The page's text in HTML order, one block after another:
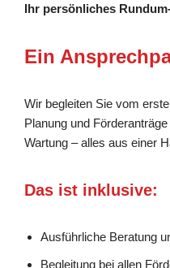
Ihr persönliches
Ein
Wir begleiten Sie vom
Planung und
Wartung – alles aus einer
Das ist inklusive:
Ausführliche Beratung
Begleitung bei allen